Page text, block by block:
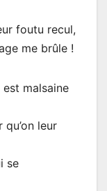
foutu recul,
me brûle !
malsaine
leur
se